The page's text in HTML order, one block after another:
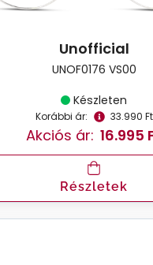
Unofficial
UNOF0176 VS00
Készleten
Korábbi ár: 33.990 Ft
Akciós ár: 16.995
Részletek